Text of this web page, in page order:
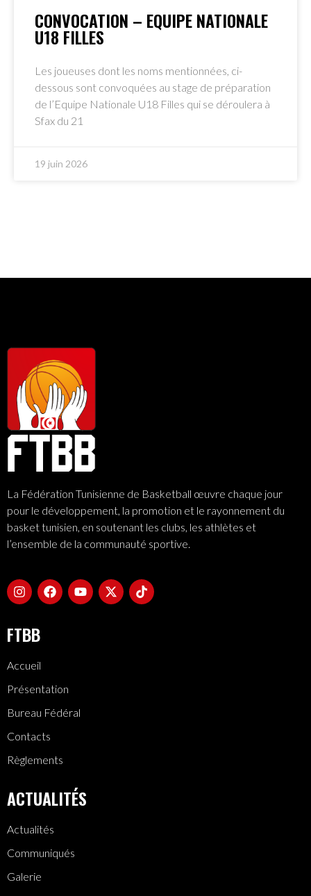
CONVOCATION – EQUIPE NATIONALE
U18 FILLES
Les joueuses dont les noms mentionnées, ci-
dessous sont convoquées au stage de préparation
de l’Equipe Nationale U18 Filles qui se déroulera à
Sfax du 21
19 juin 2026
La Fédération Tunisienne de Basketball œuvre chaque jour
pour le développement, la promotion et le rayonnement du
basket tunisien, en soutenant les clubs, les athlètes et
l’ensemble de la communauté sportive.
FTBB
Accueil
Présentation
Bureau Fédéral
Contacts
Règlements
ACTUALITÉS
Actualités
Communiqués
Galerie